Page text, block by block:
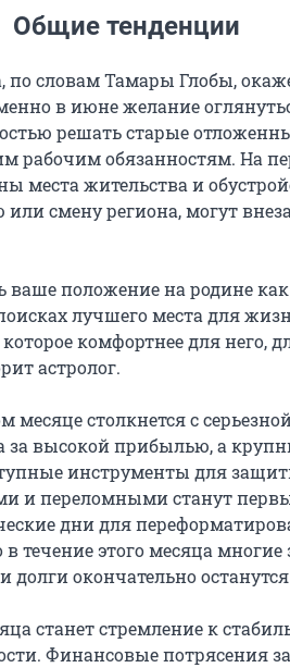
Общие тенденции
по словам Тамары Глобы,
в июне желание
решать старые
рабочим обязанностям. На
места жительства и
смену региона, могут
положение на родине как
лучшего места для
комфортнее для него,
астролог.
месяце столкнется с
за высокой прибылью, а
инструменты для
и переломными станут
дни для
течение этого месяца многие
окончательно
станет стремление к
Финансовые потрясения